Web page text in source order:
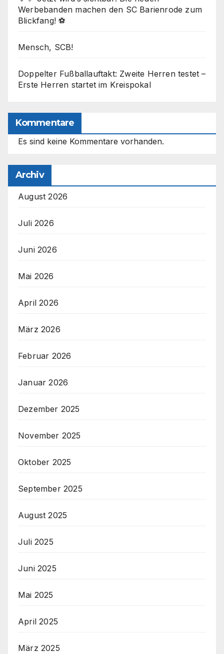
Werbebanden machen den SC Barienrode zum
Blickfang! ⚽
Mensch, SCB!
Doppelter Fußballauftakt: Zweite Herren testet –
Erste Herren startet im Kreispokal
Kommentare
Es sind keine Kommentare vorhanden.
Archiv
August 2026
Juli 2026
Juni 2026
Mai 2026
April 2026
März 2026
Februar 2026
Januar 2026
Dezember 2025
November 2025
Oktober 2025
September 2025
August 2025
Juli 2025
Juni 2025
Mai 2025
April 2025
März 2025